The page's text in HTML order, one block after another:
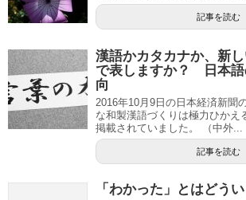
記事を読む
漢語かカタカナか、新
で表しますか？ 日本語
向
2016年10月9日の日本経済新聞
な和製漢語づくりは極力ひかえ
掲載されていました。 （中外...
記事を読む
「わかった」とはどう